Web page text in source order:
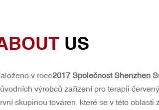
US
v roce2017 Společnost Shenzhen
výrobců zařízení pro terapii
skupinou továren, které se v této oblasti